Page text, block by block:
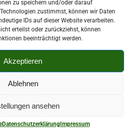
zu speichern und/oder darauf
zustimmst, können wir Daten
IDs auf dieser Website verarbeiten.
erteilst oder zurückziehst, können
beeinträchtigt werden.
Akzeptieren
Ablehnen
ansehen
DatenschutzerklärungImpressum
Kirchberg umgeben, ist der
sicher der Bekannteste und
Auch der nahe gelegene
Auf dem Teich kann
und gastronomische
Kirche
der neu rekonstruierte„Brühl-